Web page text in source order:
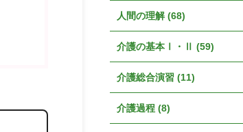
人間の理解 (68)
介護の基本Ⅰ・Ⅱ (59)
介護総合演習 (11)
介護過程 (8)